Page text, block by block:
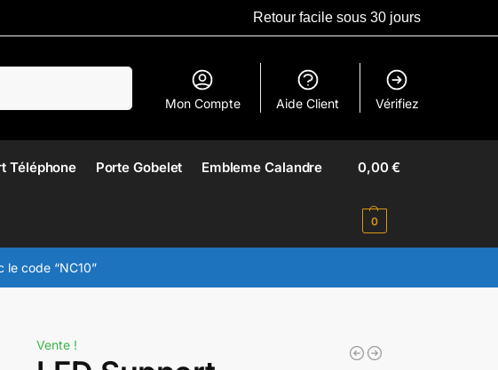
Retour facile sous 30 jours
Mon Compte Aide Client Vérifiez
Téléphone Porte Gobelet Embleme Calandre​ 0,00€
0
le code “NC10”
Vente !